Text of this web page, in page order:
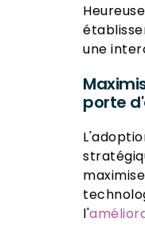
une
porte
l'